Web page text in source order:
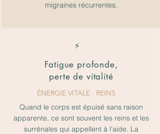
migraines récurrentes.
⚡
Fatigue profonde,
perte de vitalité
ÉNERGIE VITALE · REINS
Quand le corps est épuisé sans raison
apparente, ce sont souvent les reins et les
surrénales qui appellent à l'aide. La